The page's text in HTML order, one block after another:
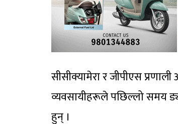
सीसीक्यामेरा र जीपीएस
व्यवसायीहरूले पछिल्लो समय
हुन् ।